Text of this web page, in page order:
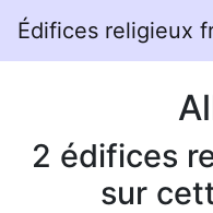
Édifices religieux
2 édifices
sur